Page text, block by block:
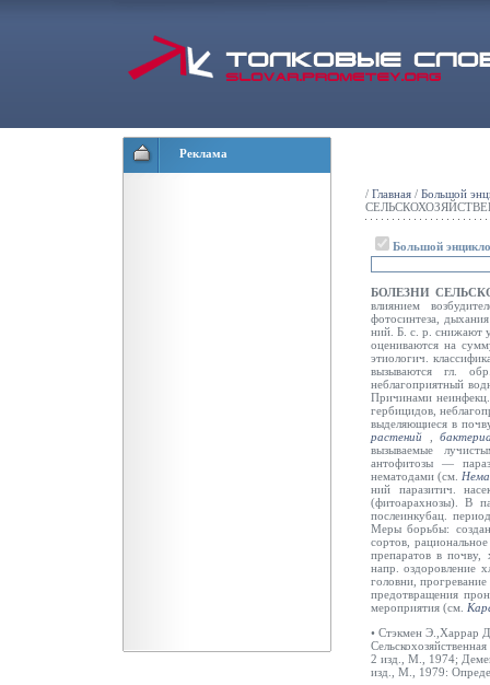
Реклама
/ Главная / Большой
Большой
БОЛЕЗНИ
влиянием
фотосинтеза,
ний. Б. с. р. снижают
оцениваются на
этиологич.
вызываются гл.
неблагоприятный
Причинами
гербицидов,
выделяющиеся в
растений
,
вызываемые
антофитозы —
нематодами (см.
ний паразитич.
(фитоарахнозы). В
послеинкубац.
Меры борьбы:
сортов,
препаратов в
напр. оздоровление
головни,
предотвращения
мероприятия (см.
• Стэкмен Э.,Харрар
2 изд., М., 1974;
изд., М., 1979: